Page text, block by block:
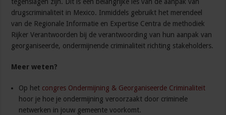
drugscriminaliteit in Mexico. Inmiddels gebruikt het merendeel
van de Regionale Informatie en Expertise Centra de methodiek
Rijker Verantwoorden bij de verantwoording van hun aanpak van
georganiseerde, ondermijnende criminaliteit richting stakeholders.
Meer weten?
Op het congres Ondermijning & Georganiseerde Criminaliteit
hoor je hoe je ondermijning veroorzaakt door criminele
netwerken in jouw gemeente voorkomt.